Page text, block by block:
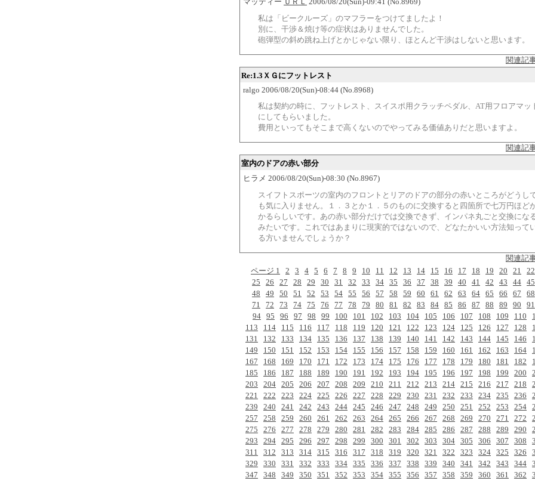
私は「ビークルーズ」のマフラーをつけてましたよ！
別に、干渉＆焼け等の症状はありませんでした。
砲弾型の斜め跳ね上げとかじゃない限り、ほとんど干渉はしないと思います。
関連記
Re:1.3ＸＧにフットレスト
ralgo 2006/08/20(Sun)-08:44 (No.8968)
私は契約の時に、フットレスト、スイスポ用クラッチペダル、AT用フロアマッ
にしてもらいました。
費用といってもそこまで高くないのでやってみる価値ありだと思いますよ。
関連記
室内のドアの赤い部分
ヒラメ 2006/08/20(Sun)-08:30 (No.8967)
スイフトスポーツの室内のフロントとリアのドアの部分の赤いところがどうし
も気に入りません。１．３とか１．５のものに交換すると四箇所で七万円ほど
かるらしいです。あの赤い部分だけでは交換できず、インパネ丸ごと交換にな
みたいです。これではあまりに現実的ではないので、どなたかいい方法知って
る方いませんでしょうか？
関連記
ページ 1
2 3 4 5 6 7 8 9 10 11 12 13 14 15 16 17 18 19 20 21 22
25
26 27 28 29 30 31 32 33 34 35 36 37 38 39 40 41 42 43 44 45
48
49 50 51 52 53 54 55 56 57 58 59 60 61 62 63 64 65 66 67 68
71
72 73 74 75 76 77 78 79 80 81 82 83 84 85 86 87 88 89 90 91
94 95 96 97 98 99 100 101 102 103 104 105 106 107 108 109 110
113
114 115 116 117 118 119 120 121 122 123 124 125 126 127 128
131
132 133 134 135 136 137 138 139 140 141 142 143 144 145 146
149
150 151 152 153 154 155 156 157 158 159 160 161 162 163 164
167
168 169 170 171 172 173 174 175 176 177 178 179 180 181 182
185
186 187 188 189 190 191 192 193 194 195 196 197 198 199 200
203
204 205 206 207 208 209 210 211 212 213 214 215 216 217 218
221
222 223 224 225 226 227 228 229 230 231 232 233 234 235 236
239
240 241 242 243 244 245 246 247 248 249 250 251 252 253 254
257
258 259 260 261 262 263 264 265 266 267 268 269 270 271 272
275
276 277 278 279 280 281 282 283 284 285 286 287 288 289 290
293
294 295 296 297 298 299 300 301 302 303 304 305 306 307 308
311
312 313 314 315 316 317 318 319 320 321 322 323 324 325 326
329
330 331 332 333 334 335 336 337 338 339 340 341 342 343 344
347
348 349 350 351 352 353 354 355 356 357 358 359 360 361 362